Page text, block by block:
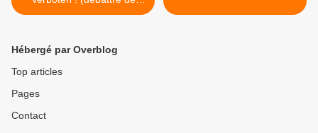
Merkel? C'est interdit!)
Hébergé par Overblog
Top articles
Pages
Contact